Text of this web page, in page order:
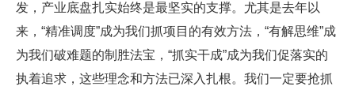
发，产业底盘扎实始终是最坚实的支撑。尤其是去年以
来，“精准调度”成为我们抓项目的有效方法，“有解思维”成
为我们破难题的制胜法宝，“抓实干成”成为我们促落实的
执着追求，这些理念和方法已深入扎根。我们一定要抢抓